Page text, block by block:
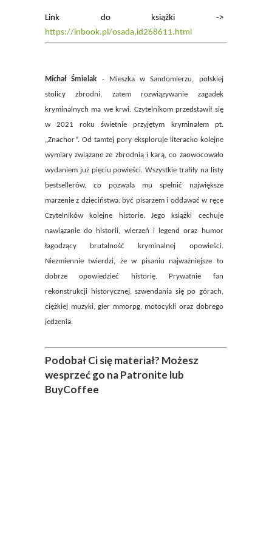
Link do książki ->
https://inbook.pl/osada,id268611.html
Michał Śmielak - Mieszka w Sandomierzu, polskiej
stolicy zbrodni, zatem rozwiązywanie zagadek
kryminalnych ma we krwi. Czytelnikom przedstawił się
w 2021 roku świetnie przyjętym kryminałem pt.
„Znachor”. Od tamtej pory eksploruje literacko kolejne
wymiary związane ze zbrodnią i karą, co zaowocowało
wydaniem już pięciu powieści. Wszystkie trafiły na listy
bestsellerów, co pozwala mu spełnić największe
marzenie z dzieciństwa: być pisarzem i oddawać w ręce
Czytelników kolejne historie. Jego książki cechuje
nawiązanie do historii, wierzeń i legend oraz humor
łagodzący brutalność kryminalnej opowieści.
Niezmiennie twierdzi, że w pisaniu najważniejsze to
dobrze opowiedzieć historię. Prywatnie fan
rekonstrukcji historycznej, szwendania się po górach,
ciężkiej muzyki, gier mmorpg, motocykli oraz dobrego
jedzenia.
Podobał Ci się materiał? Możesz
wesprzeć go na Patronite lub
BuyCoffee